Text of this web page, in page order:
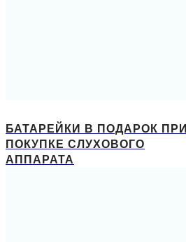
БАТАРЕЙКИ В ПОДАРОК ПРИ
ПОКУПКЕ СЛУХОВОГО
АППАРАТА